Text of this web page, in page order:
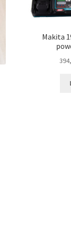
Makita